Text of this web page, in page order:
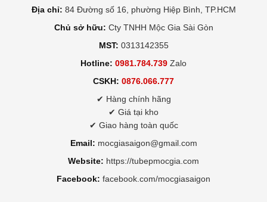
Địa chỉ: 84 Đường số 16, phường Hiệp Bình, TP.HCM
Chủ sở hữu: Cty TNHH Mộc Gia Sài Gòn
MST: 0313142355
Hotline: 0981.784.739 Zalo
CSKH: 0876.066.777
✔ Hàng chính hãng
✔ Giá tại kho
✔ Giao hàng toàn quốc
Email: mocgiasaigon@gmail.com
Website: https://tubepmocgia.com
Facebook: facebook.com/mocgiasaigon